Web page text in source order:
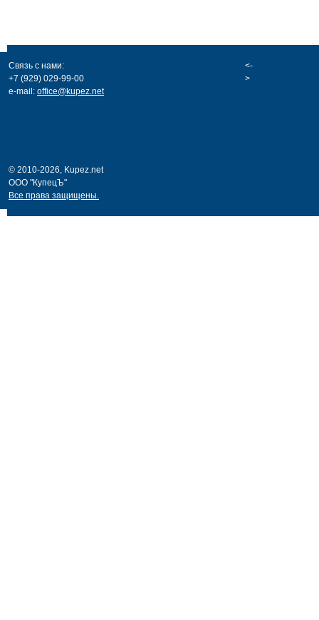
Связь с нами:
+7 (929) 029-99-00
e-mail: office@kupez.net
<-
>
© 2010-2026, Kupez.net
ООО "КупецЪ"
Все права защищены.